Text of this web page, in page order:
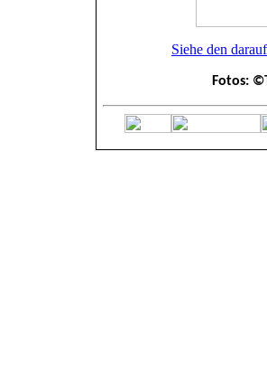
Siehe den
Fotos: